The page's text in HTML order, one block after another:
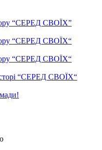
“СЕРЕД СВОЇХ”
“СЕРЕД СВОЇХ“
“СЕРЕД СВОЇХ“
“СЕРЕД СВОЇХ“